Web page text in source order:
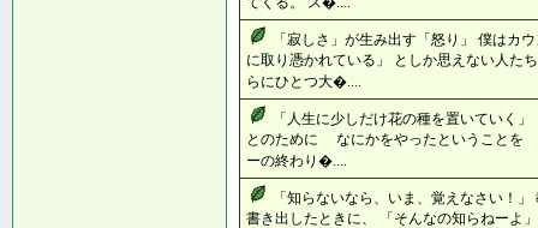
「寂しさ」が生み出す「怒り」 僕はカ
に取り憑かれている」 としか思えない人た
らにひとつ大�....
「人生に少しだけ花の種を置いていく
とのために なにかをやったということを
ーの終わり�....
「知らないなら、いま、覚えなさい！
書き出したときに、 「そんなの知らねーよ